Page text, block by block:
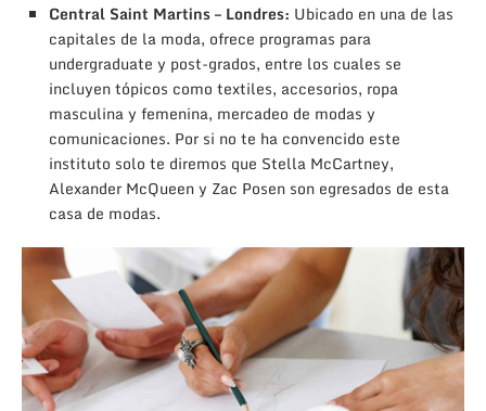
Central Saint Martins – Londres: Ubicado en una de las
capitales de la moda, ofrece programas para
undergraduate y post-grados, entre los cuales se
incluyen tópicos como textiles, accesorios, ropa
masculina y femenina, mercadeo de modas y
comunicaciones. Por si no te ha convencido este
instituto solo te diremos que Stella McCartney,
Alexander McQueen y Zac Posen son egresados de esta
casa de modas.